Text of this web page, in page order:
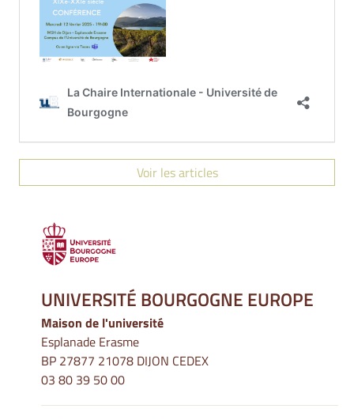
Voir les articles
UNIVERSITÉ BOURGOGNE EUROPE
Maison de l'université
Esplanade Erasme
BP 27877 21078 DIJON CEDEX
03 80 39 50 00